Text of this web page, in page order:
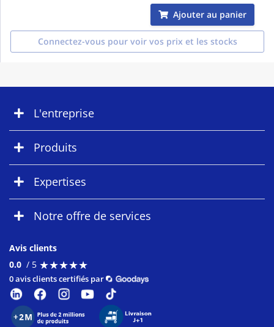
Ajouter au panier
Connectez-vous pour voir vos prix et les stocks
L'entreprise
Produits
Expertises
Notre offre de services
Avis clients
0.0 / 5 ★★★★★
★★★★★
0 avis clients certifiés par